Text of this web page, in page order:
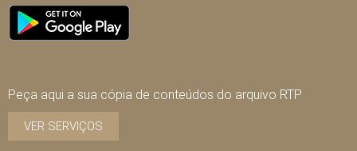
Peça aqui a sua cópia de conteúdos do arquivo RTP
VER SERVIÇOS